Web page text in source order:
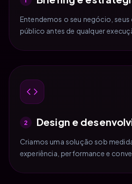
Entendemos o seu negócio,
público antes de qualquer
2 Design e
Criamos uma solução sob
experiência, performance e